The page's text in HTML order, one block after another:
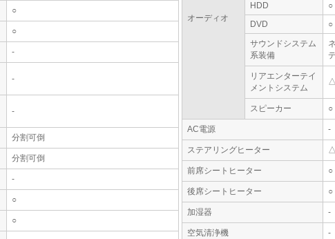
○
○
-
-
-
分割可倒
分割可倒
-
○
○
オーディオ
HDD
○
DVD
○
サウンドシステム
系装備
リアエンターテイ
メントシステム
△
スピーカー ○
AC電源 -
ステアリングヒーター △
前席シートヒーター ○
後席シートヒーター ○
加湿器 -
空気清浄機 -